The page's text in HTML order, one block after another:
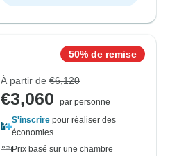
50% de remise
À partir de €6,120
€3,060
par personne
S'inscrire pour réaliser des
économies
Prix basé sur une chambre